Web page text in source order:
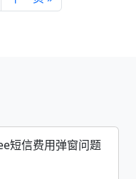
短信费用弹窗问题